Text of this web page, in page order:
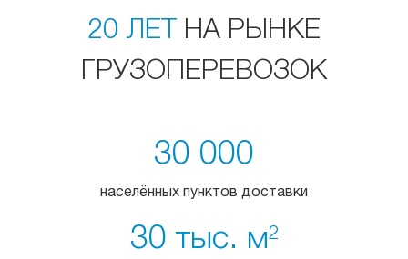
20 ЛЕТ
НА РЫНКЕ
ГРУЗОПЕРЕВОЗОК
30 000
населённых пунктов доставки
30 тыс. м2